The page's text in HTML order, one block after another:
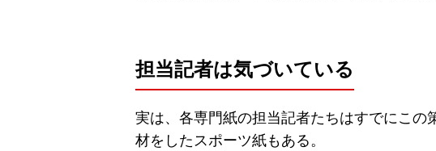
担当記者は気づいている
実は、各専門紙の担当記者たちはすでにこの
材をしたスポーツ紙もある。